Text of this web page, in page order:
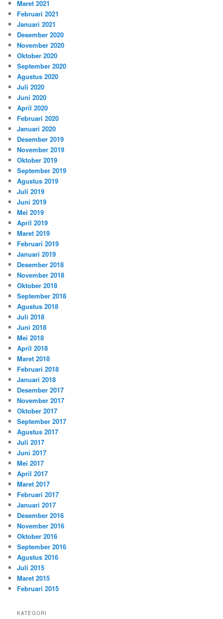
Maret 2021
Februari 2021
Januari 2021
Desember 2020
November 2020
Oktober 2020
September 2020
Agustus 2020
Juli 2020
Juni 2020
April 2020
Februari 2020
Januari 2020
Desember 2019
November 2019
Oktober 2019
September 2019
Agustus 2019
Juli 2019
Juni 2019
Mei 2019
April 2019
Maret 2019
Februari 2019
Januari 2019
Desember 2018
November 2018
Oktober 2018
September 2018
Agustus 2018
Juli 2018
Juni 2018
Mei 2018
April 2018
Maret 2018
Februari 2018
Januari 2018
Desember 2017
November 2017
Oktober 2017
September 2017
Agustus 2017
Juli 2017
Juni 2017
Mei 2017
April 2017
Maret 2017
Februari 2017
Januari 2017
Desember 2016
November 2016
Oktober 2016
September 2016
Agustus 2016
Juli 2015
Maret 2015
Februari 2015
KATEGORI